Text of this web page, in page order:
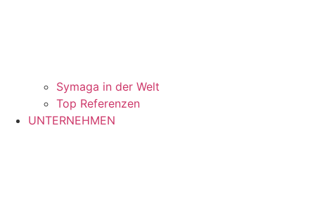
Symaga in der Welt
Top Referenzen
UNTERNEHMEN